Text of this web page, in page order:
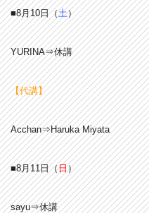
■8月10日（土）
YURINA⇒休講
【代講】
Acchan⇒Haruka Miyata
■8月11日（日）
sayu⇒休講